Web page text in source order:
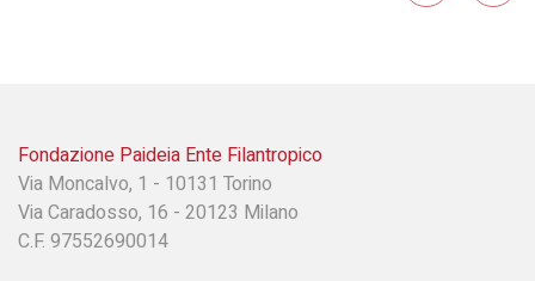
Fondazione Paideia Ente Filantropico
Via Moncalvo, 1 - 10131 Torino
Via Caradosso, 16 - 20123 Milano
C.F. 97552690014